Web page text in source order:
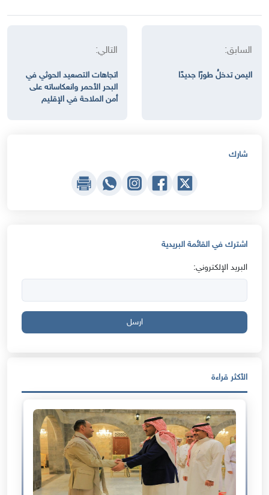
السابق:
اليمن تدخلُ طورًا جديدًا
التالي:
اتجاهات التصعيد الحوثي في
البحر الأحمر وانعكاساته على
أمن الملاحة في الإقليم
شارك
اشترك في القائمة البريدية
البريد الإلكتروني:
ارسل
الأكثر قراءة